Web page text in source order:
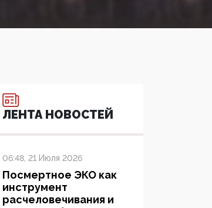
ЛЕНТА НОВОСТЕЙ
06:48, 21 Июля 2026
Посмертное ЭКО как
инструмент
расчеловечивания и